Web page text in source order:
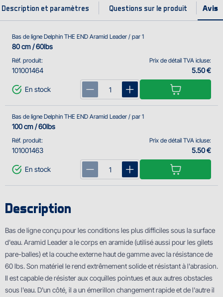
Description et paramètres Questions sur le produit
Réf. produit:
101001464
Bas de ligne Delphin THE END Aramid Leader / par 1
80 cm / 60lbs
Prix de détail TVA icluse:
5.50 €
En stock
Réf. produit:
101001463
Bas de ligne Delphin THE END Aramid Leader / par 1
100 cm / 60lbs
Prix de détail TVA icluse:
5.50 €
En stock
Description
Bas de ligne conçu pour les conditions les plus difficiles sous la surface
d'eau. Aramid Leader a le corps en aramide (utilisé aussi pour les gilets
pare-balles) et la couche externe haut de gamme avec la résistance de
60 lbs. Son matériel le rend extrêmement solide et résistant à l'abrasion.
Il est capable de résister aux coquilles pointues et aux autres obstacles
sous l'eau. D'un côté, il a un émerillon changement rapide et de l'autre il